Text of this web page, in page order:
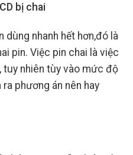
bị chai
dùng nhanh hết hơn,đó là
pin. Việc pin chai là việc
tuy nhiên tùy vào mức độ
phương án nên hay